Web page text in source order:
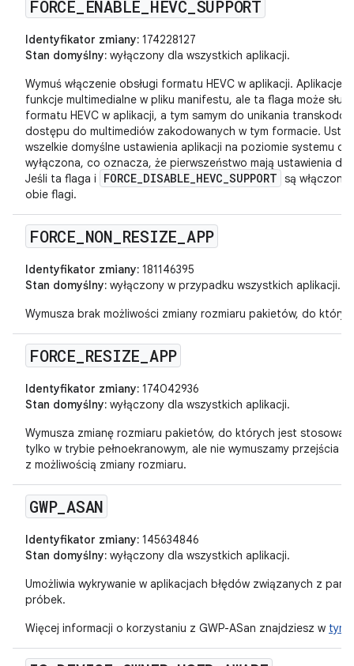
FORCE ENABLE HEVC SUPPORT
Identyfikator zmiany: 174228127
Stan domyślny: wyłączony dla wszystkich aplikacji.
Wymuś włączenie obsługi formatu HEVC w aplikacji. Aplikacje
funkcje multimedialne w pliku manifestu, ale ta flaga może
formatu HEVC w aplikacji, a tym samym do unikania
dostępu do multimediów zakodowanych w tym formacie.
wszelkie domyślne ustawienia aplikacji na poziomie systemu
wyłączona, co oznacza, że pierwszeństwo mają ustawienia
Jeśli ta flaga i
FORCE_DISABLE_HEVC_SUPPORT są
obie flagi.
FORCE NON RESIZE APP
Identyfikator zmiany: 181146395
Stan domyślny: wyłączony w przypadku wszystkich aplikacji.
Wymusza brak możliwości zmiany rozmiaru pakietów, do
FORCE RESIZE APP
Identyfikator zmiany: 174042936
Stan domyślny: wyłączony dla wszystkich aplikacji.
Wymusza zmianę rozmiaru pakietów, do których jest
tylko w trybie pełnoekranowym, ale nie wymuszamy przejścia
z możliwością zmiany rozmiaru.
GWP_ ASAN
Identyfikator zmiany: 145634846
Stan domyślny: wyłączony dla wszystkich aplikacji.
Umożliwia wykrywanie w aplikacjach błędów związanych z
próbek.
Więcej informacji o korzystaniu z GWP-ASan znajdziesz w tym